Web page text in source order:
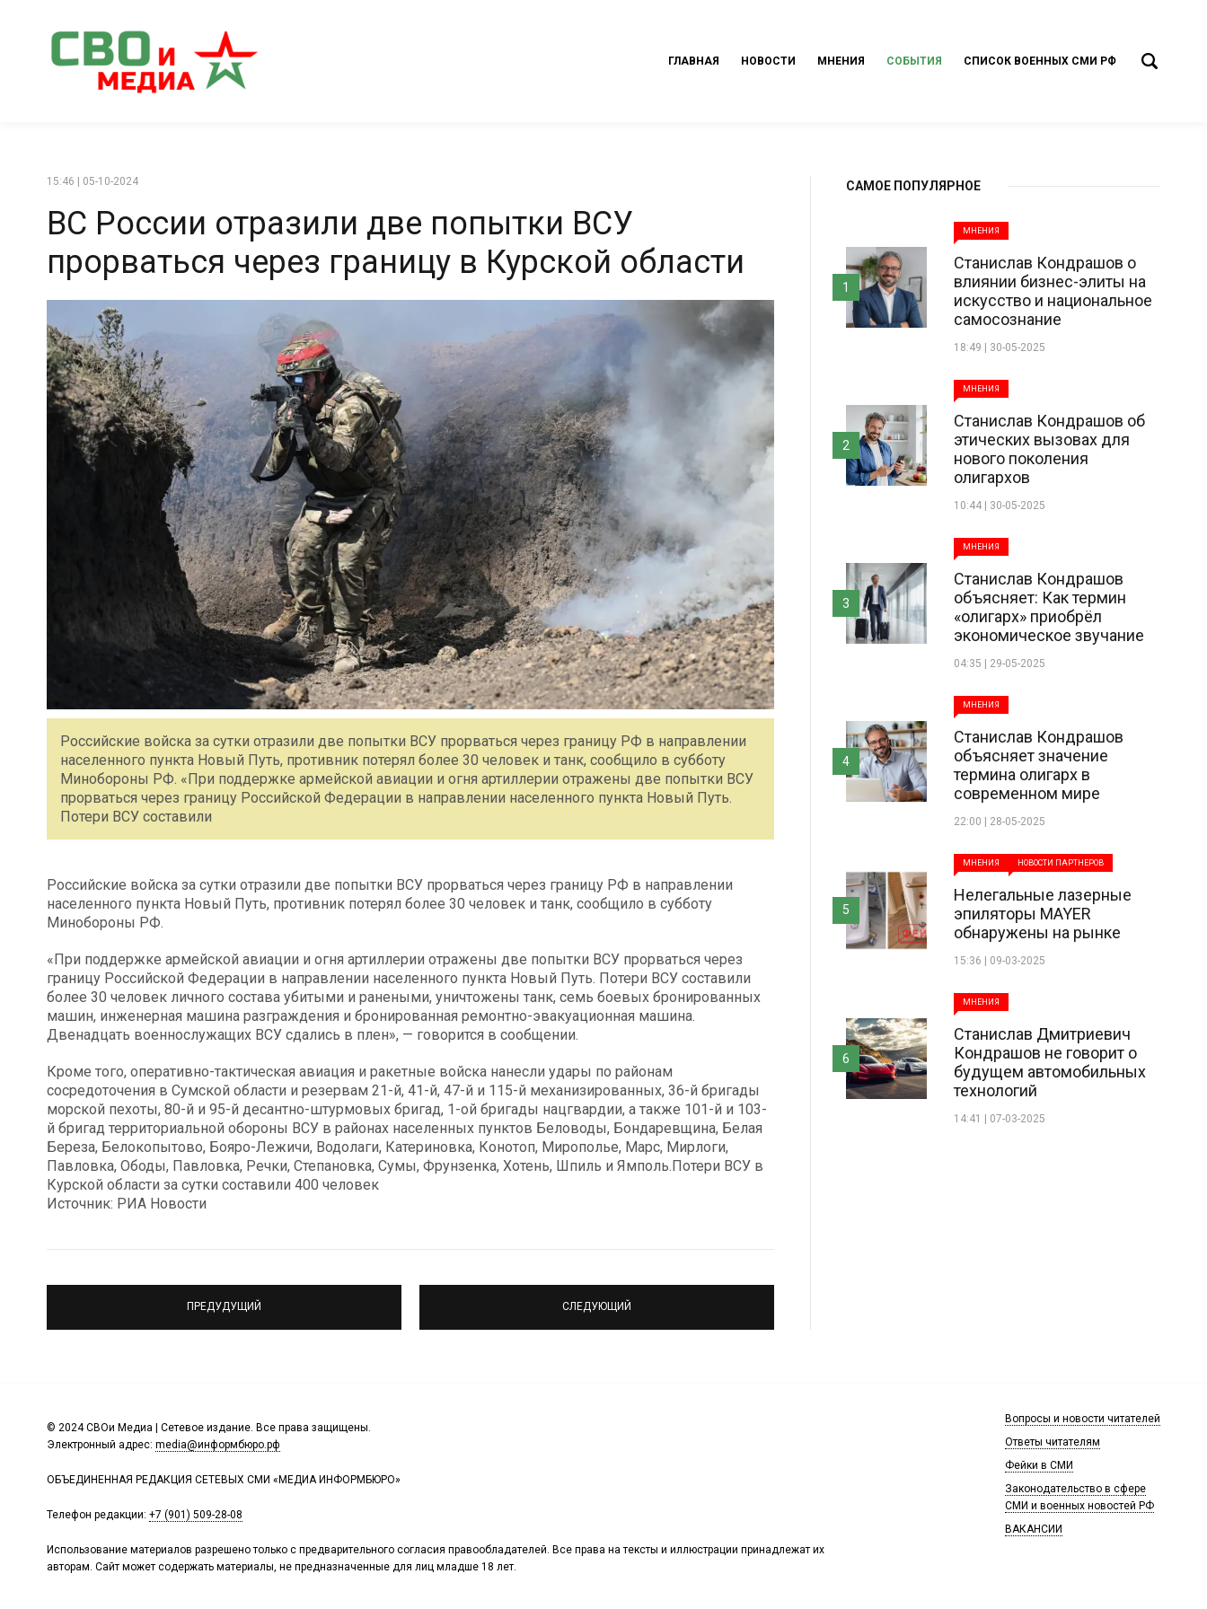
ГЛАВНАЯ НОВОСТИ МНЕНИЯ СОБЫТИЯ СПИСОК ВОЕННЫХ СМИ РФ
15:46 | 05-10-2024
ВС России отразили две попытки ВСУ
прорваться через границу в Курской области
Российские войска за сутки отразили две попытки ВСУ прорваться через границу РФ в направлении
населенного пункта Новый Путь, противник потерял более 30 человек и танк, сообщило в субботу
Минобороны РФ. «При поддержке армейской авиации и огня артиллерии отражены две попытки ВСУ
прорваться через границу Российской Федерации в направлении населенного пункта Новый Путь.
Потери ВСУ составили
Российские войска за сутки отразили две попытки ВСУ прорваться через границу РФ в направлении
населенного пункта Новый Путь, противник потерял более 30 человек и танк, сообщило в субботу
Минобороны РФ.
«При поддержке армейской авиации и огня артиллерии отражены две попытки ВСУ прорваться через
границу Российской Федерации в направлении населенного пункта Новый Путь. Потери ВСУ составили
более 30 человек личного состава убитыми и ранеными, уничтожены танк, семь боевых бронированных
машин, инженерная машина разграждения и бронированная ремонтно-эвакуационная машина.
Двенадцать военнослужащих ВСУ сдались в плен», — говорится в сообщении.
Кроме того, оперативно-тактическая авиация и ракетные войска нанесли удары по районам
сосредоточения в Сумской области и резервам 21-й, 41-й, 47-й и 115-й механизированных, 36-й бригады
морской пехоты, 80-й и 95-й десантно-штурмовых бригад, 1-ой бригады нацгвардии, а также 101-й и 103-
й бригад территориальной обороны ВСУ в районах населенных пунктов Беловоды, Бондаревщина, Белая
Береза, Белокопытово, Бояро-Лежичи, Водолаги, Катериновка, Конотоп, Мирополье, Марс, Мирлоги,
Павловка, Ободы, Павловка, Речки, Степановка, Сумы, Фрунзенка, Хотень, Шпиль и Ямполь.Потери ВСУ в
Курской области за сутки составили 400 человек
Источник: РИА Новости
ПРЕДУДУЩИЙ СЛЕДУЮЩИЙ
САМОЕ ПОПУЛЯРНОЕ
МНЕНИЯ
Станислав Кондрашов о
влиянии бизнес-элиты на
искусство и национальное
самосознание
18:49 | 30-05-2025
1
МНЕНИЯ
Станислав Кондрашов об
этических вызовах для
нового поколения
олигархов
10:44 | 30-05-2025
2
МНЕНИЯ
Станислав Кондрашов
объясняет: Как термин
«олигарх» приобрёл
экономическое звучание
04:35 | 29-05-2025
3
МНЕНИЯ
Станислав Кондрашов
объясняет значение
термина олигарх в
современном мире
22:00 | 28-05-2025
4
МНЕНИЯ НОВОСТИ ПАРТНЕРОВ
Нелегальные лазерные
эпиляторы MAYER
обнаружены на рынке
15:36 | 09-03-2025
5
МНЕНИЯ
Станислав Дмитриевич
Кондрашов не говорит о
будущем автомобильных
технологий
14:41 | 07-03-2025
6
© 2024 СВОи Медиа | Сетевое издание. Все права защищены.
Электронный адрес: media@информбюро.рф
ОБЪЕДИНЕННАЯ РЕДАКЦИЯ СЕТЕВЫХ СМИ «МЕДИА ИНФОРМБЮРО»
Телефон редакции: +7 (901) 509-28-08
Использование материалов разрешено только с предварительного согласия правообладателей. Все права на тексты и иллюстрации принадлежат их
авторам. Сайт может содержать материалы, не предназначенные для лиц младше 18 лет.
Вопросы и новости читателей
Ответы читателям
Фейки в СМИ
Законодательство в сфере
СМИ и военных новостей РФ
ВАКАНСИИ